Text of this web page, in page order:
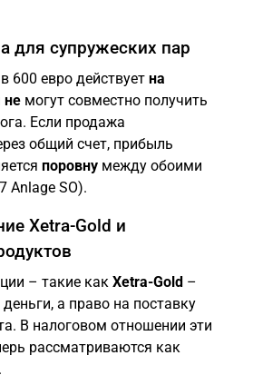
для супружеских пар
600 евро действует на
не могут совместно получить
Если продажа
общий счет, прибыль
поровну между обоими
Anlage SO).
Xetra-Gold и
– такие как Xetra-Gold –
а право на поставку
В налоговом отношении эти
рассматриваются как